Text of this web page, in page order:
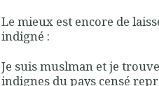
Le mieux est encore de
indigné :
Je suis muslman et je
indignes du pays censé